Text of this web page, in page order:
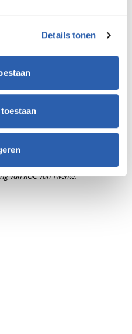
Details tonen
worden
Versturen
van ROC van Twente.